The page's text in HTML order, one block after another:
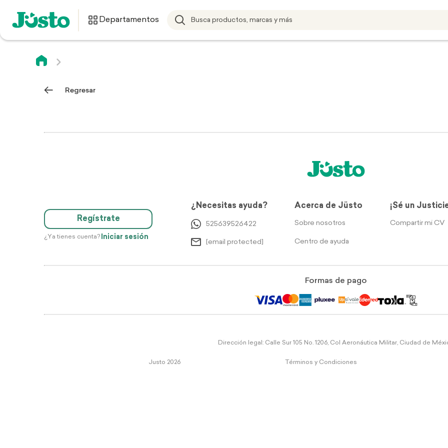
Departamentos
Regresar
Regístrate
¿Ya tienes cuenta? Iniciar sesión
¿Necesitas ayuda?
525639526422
[email protected]
Acerca de Jüsto
Sobre nosotros
Centro de ayuda
¡Sé un
Compartir mi CV
Formas de pago
Dirección legal: Calle Sur 105 No. 1206, Col Aeronáutica Militar, Ciudad de
Justo 2026 Términos y Condiciones